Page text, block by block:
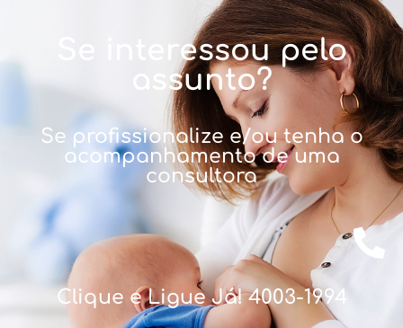
Se interessou pelo
assunto?
Se profissionalize e/ou tenha o
acompanhamento de uma
consultora
Clique e Ligue Já! 4003-1994